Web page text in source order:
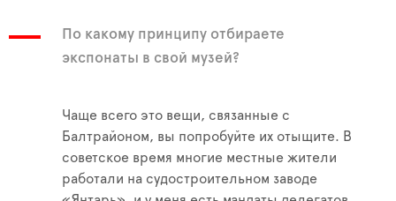
По какому принципу отбираете
экспонаты в свой музей?
Чаще всего это вещи, связанные с
Балтрайоном, вы попробуйте их отыщите. В
советское время многие местные жители
работали на судостроительном заводе